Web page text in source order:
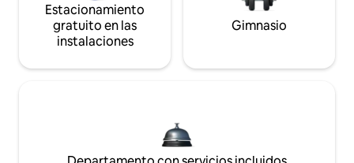
Estacionamiento
gratuito en las
instalaciones
Gimnasio